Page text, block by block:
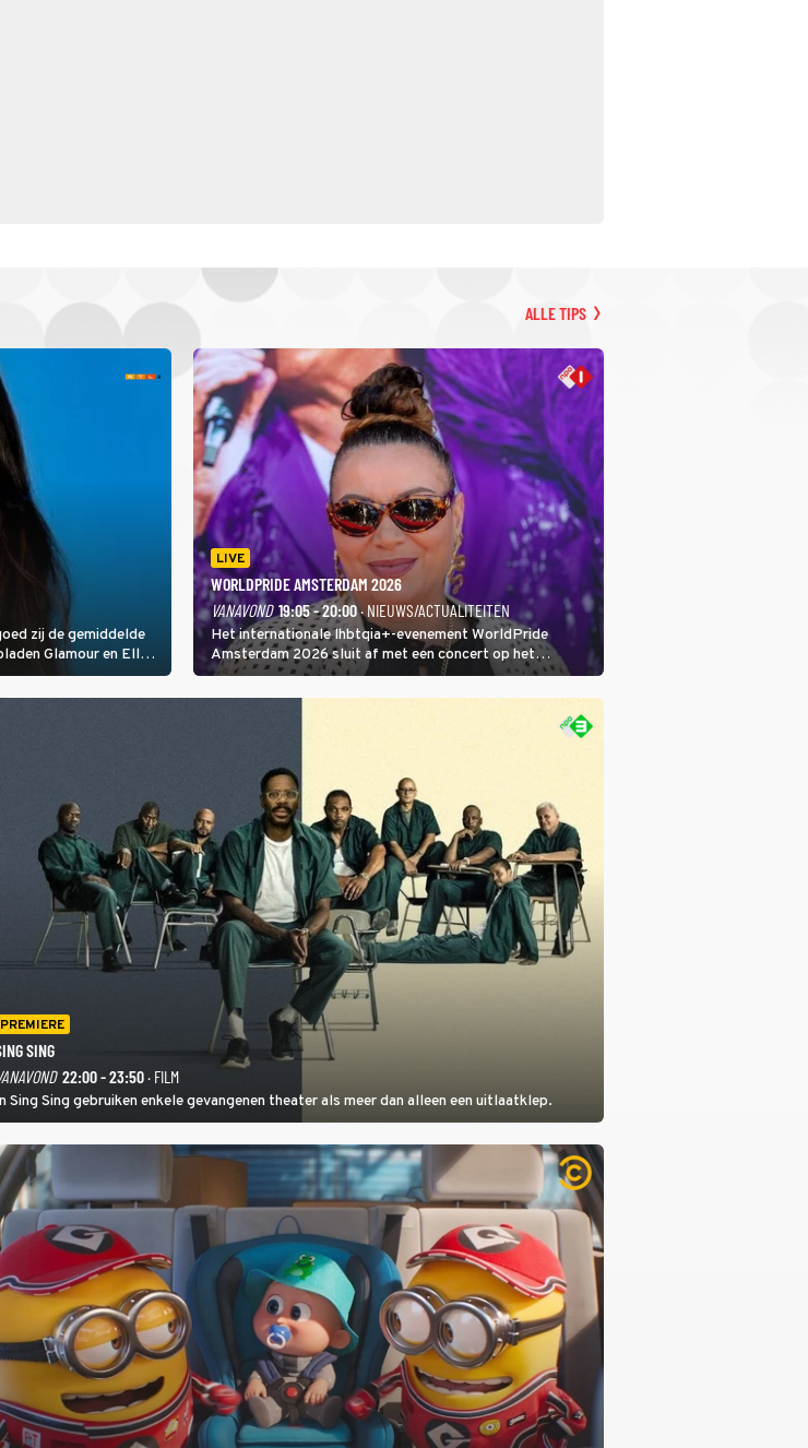
ALLE TIPS
zij de gemiddelde
Glamour en Elle
Marie Huijbregts.
LIVE
WORLDPRIDE AMSTERDAM 2026
VANAVOND 19:05 - 20:00· NIEUWS/ACTUALITEITEN
Het internationale lhbtqia+-evenement WorldPride
Amsterdam 2026 sluit af met een concert op het
Amsterdamse Museumplein. Anita Doth is een van de
optredende artiesten. In de jaren 90 veroverde ze de
PREMIERE
SING
22:00 - 23:50· FILM
Sing Sing gebruiken enkele gevangenen theater als meer dan alleen een uitlaatklep.